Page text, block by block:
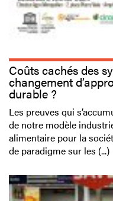
Coûts cachés des
changement
durable ?
Les preuves qui
de notre modèle
alimentaire pour la
de paradigme sur les (...)